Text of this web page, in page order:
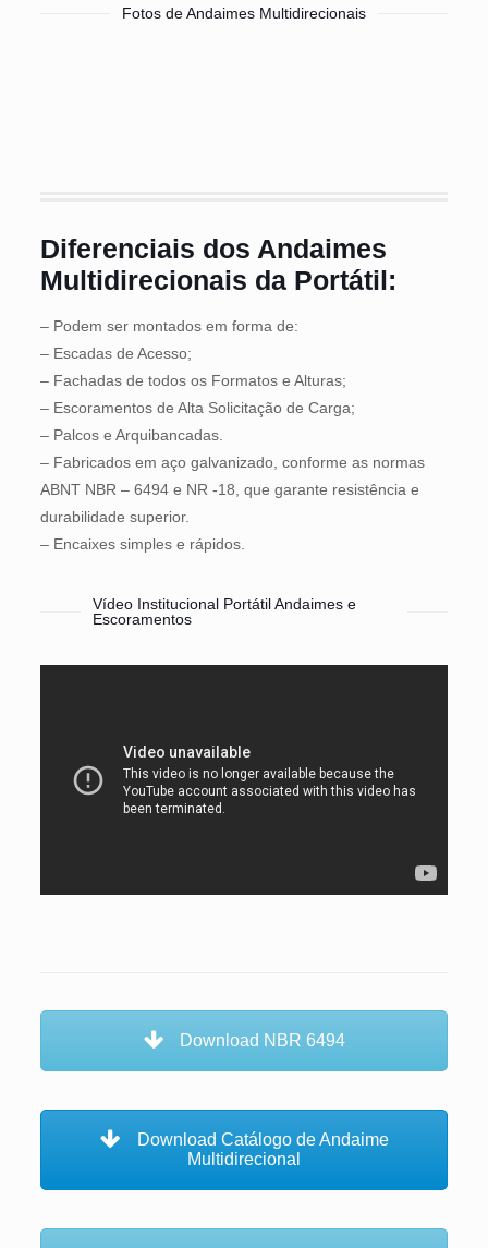
Fotos de Andaimes Multidirecionais
Diferenciais dos Andaimes
Multidirecionais da Portátil:
– Podem ser montados em forma de:
– Escadas de Acesso;
– Fachadas de todos os Formatos e Alturas;
– Escoramentos de Alta Solicitação de Carga;
– Palcos e Arquibancadas.
– Fabricados em aço galvanizado, conforme as normas
ABNT NBR – 6494 e NR -18, que garante resistência e
durabilidade superior.
– Encaixes simples e rápidos.
Vídeo Institucional Portátil Andaimes e
Escoramentos
Download NBR 6494
Download Catálogo de Andaime
Multidirecional